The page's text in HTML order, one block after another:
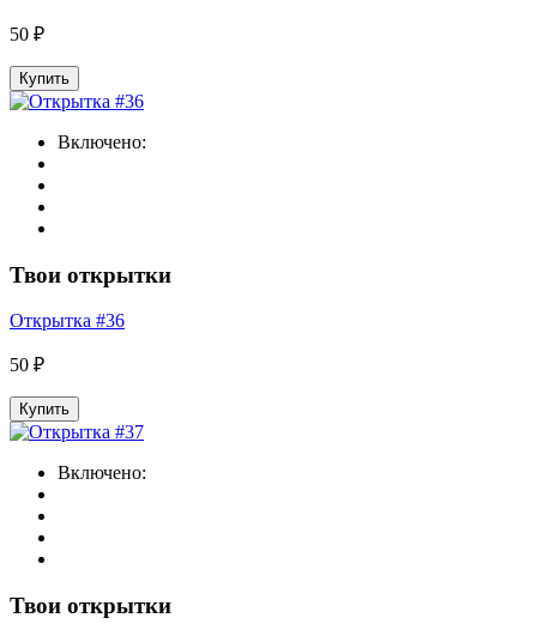
50 ₽
Купить
Включено:
Твои открытки
Открытка #36
50 ₽
Купить
Включено:
Твои открытки